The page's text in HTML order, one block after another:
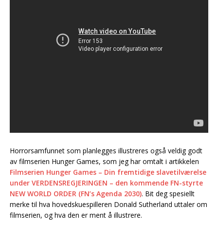
Horrorsamfunnet som planlegges illustreres også veldig godt
av filmserien Hunger Games, som jeg har omtalt i artikkelen
Filmserien Hunger Games – Din fremtidige slavetilværelse
under VERDENSREGJERINGEN – den kommende FN-styrte
NEW WORLD ORDER (FN’s Agenda 2030). Bit deg spesiellt
merke til hva hovedskuespilleren Donald Sutherland uttaler om
filmserien, og hva den er ment å illustrere.